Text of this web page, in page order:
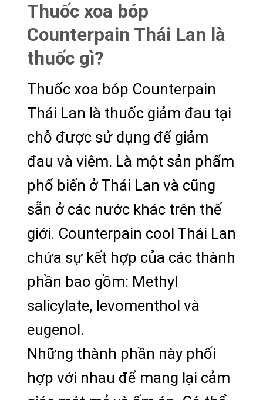
Thuốc xoa bóp
Counterpain Thái Lan là
thuốc gì?
Thuốc xoa bóp Counterpain
Thái Lan là thuốc giảm đau tại
chỗ được sử dụng để giảm
đau và viêm. Là một sản phẩm
phổ biến ở Thái Lan và cũng
sẵn ở các nước khác trên thế
giới. Counterpain cool Thái Lan
chứa sự kết hợp của các thành
phần bao gồm: Methyl
salicylate, levomenthol và
eugenol.
Những thành phần này phối
hợp với nhau để mang lại cảm